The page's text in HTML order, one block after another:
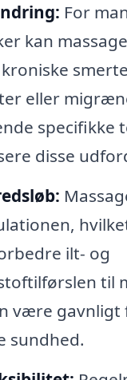
For
kan
eller
specifikke
disse
ilt- og
til
være gavnligt
sundhed.